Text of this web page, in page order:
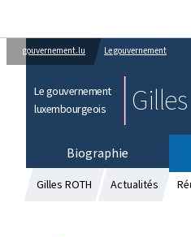
gouvernement.lu Le gouvernement
Le gouvernement
luxembourgeois
Biographie
Gilles ROTH Actualités